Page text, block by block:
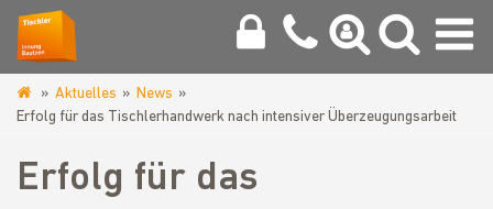
www.tischlerinnung-
Aktuelles
News
Erfolg für das Tischlerhandwerk nach intensiver Überzeugungsarbeit
Erfolg für das